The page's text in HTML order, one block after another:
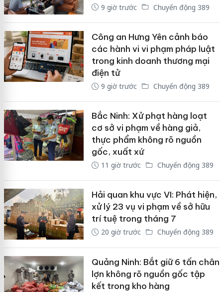
9 giờ trước Chuyển động 389
Công an Hưng Yên cảnh báo
các hành vi vi phạm pháp luật
trong kinh doanh thương mại
điện tử
9 giờ trước Chuyển động 389
Bắc Ninh: Xử phạt hàng loạt
cơ sở vi phạm về hàng giả,
thực phẩm không rõ nguồn
gốc, xuất xứ
11 giờ trước Chuyển động 389
Hải quan khu vực VI: Phát hiện,
xử lý 23 vụ vi phạm về sở hữu
trí tuệ trong tháng 7
20 giờ trước Chuyển động 389
Quảng Ninh: Bắt giữ 6 tấn chân
lợn không rõ nguồn gốc tập
kết trong kho hàng